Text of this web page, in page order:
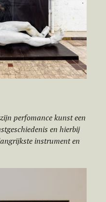
perfomance kunst een
en hierbij
instrument en